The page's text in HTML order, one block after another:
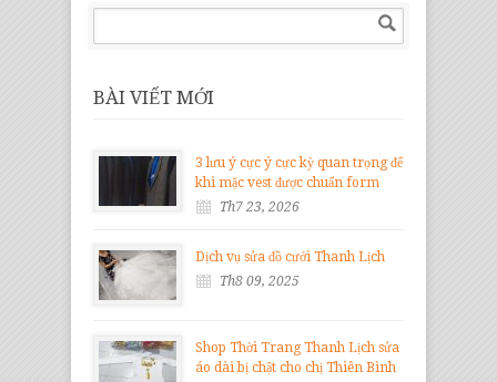
BÀI VIẾT MỚI
3 lưu ý cực ý cực kỳ quan trọng để
khi mặc vest được chuẩn form
Th7 23, 2026
Dịch vụ sửa đồ cưới Thanh Lịch
Th8 09, 2025
Shop Thời Trang Thanh Lịch sửa
áo dài bị chật cho chị Thiên Bình